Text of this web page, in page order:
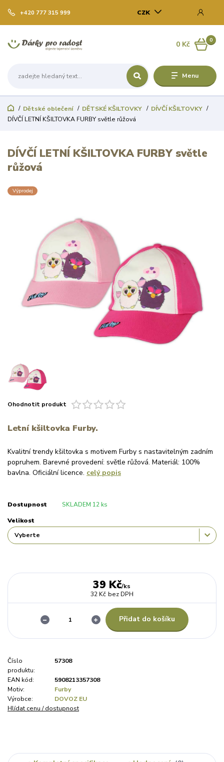
Menu
CZK
+420 777 315 999
0
0 Kč
Dětské oblečení DĚTSKÉ KŠILTOVKY
DÍVČÍ KŠILTOVKY
DÍVČÍ LETNÍ KŠILTOVKA FURBY světle růžová
DÍVČÍ LETNÍ KŠILTOVKA FURBY světle
růžová
Výprodej
Ohodnotit produkt
Letní kšiltovka Furby.
Kvalitní trendy kšiltovka s motivem Furby s nastavitelným zadním
popruhem. Barevné provedení: světle růžová. Materiál: 100%
bavlna. Oficiální licence. celý popis
Dostupnost SKLADEM 12 ks
Velikost
39 Kč/ks
32 Kč bez DPH
Přidat do košíku
Číslo
produktu:
57308
EAN kód:
5908213357308
Motiv:
Furby
Výrobce:
DOVOZ EU
Hlídat cenu / dostupnost